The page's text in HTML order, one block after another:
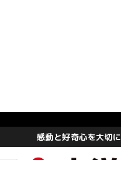
感動と好奇心を大切に